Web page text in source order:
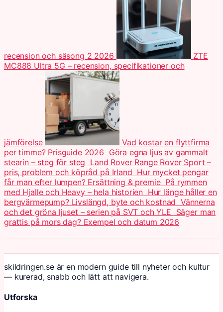
recension och säsong 2 2026
ZTE
MC888 Ultra 5G – recension, specifikationer och
jämförelse
Vad kostar en flyttfirma
per timme? Prisguide 2026 Göra egna ljus av gammalt
stearin – steg för steg Land Rover Range Rover Sport –
pris, problem och köpråd på Irland Hur mycket pengar
får man efter lumpen? Ersättning & premie På rymmen
med Hjalle och Heavy – hela historien Hur länge håller en
bergvärmepump? Livslängd, byte och kostnad Vännerna
och det gröna ljuset – serien på SVT och YLE Säger man
grattis på mors dag? Exempel och datum 2026
skildringen.se är en modern guide till nyheter och kultur
— kurerad, snabb och lätt att navigera.
Utforska